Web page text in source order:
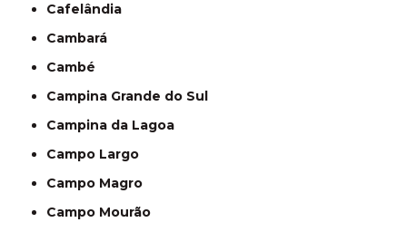
Cafelândia
Cambará
Cambé
Campina Grande do Sul
Campina da Lagoa
Campo Largo
Campo Magro
Campo Mourão